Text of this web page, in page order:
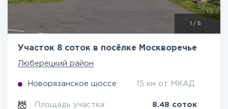
/ 5
Участок 8 соток в посёлке Москворечье
Люберецкий район
Новорязанское шоссе 15 км от МКАД
Площадь участка: 8.48 соток